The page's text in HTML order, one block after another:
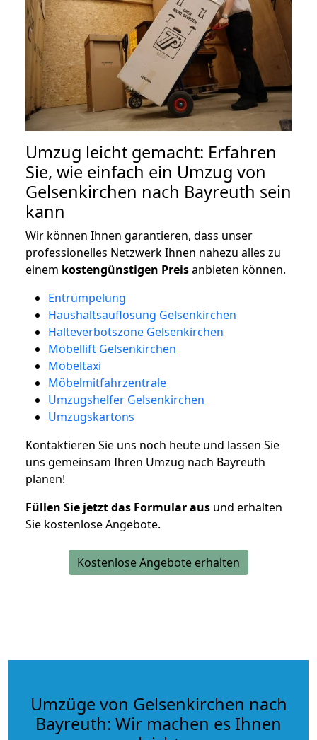
Umzug leicht gemacht: Erfahren
Sie, wie einfach ein Umzug von
Gelsenkirchen nach Bayreuth sein
kann
Wir können Ihnen garantieren, dass unser
professionelles Netzwerk Ihnen nahezu alles zu
einem kostengünstigen Preisanbieten können.
Entrümpelung
Haushaltsauflösung Gelsenkirchen
Halteverbotszone Gelsenkirchen
Möbellift Gelsenkirchen
Möbeltaxi
Möbelmitfahrzentrale
Umzugshelfer Gelsenkirchen
Umzugskartons
Kontaktieren Sie uns noch heute und lassen Sie
uns gemeinsam Ihren Umzug nach Bayreuth
planen!
Füllen Sie jetzt das Formular aus und erhalten
Sie kostenlose Angebote.
Kostenlose Angebote erhalten
Umzüge von Gelsenkirchen nach
Bayreuth: Wir machen es Ihnen